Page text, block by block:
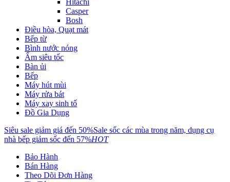
Hitachi
Casper
Bosh
Điều hòa, Quạt mát
Bếp từ
Bình nước nóng
Ấm siêu tốc
Bàn ủi
Bếp
Máy hút mùi
Máy rửa bát
Máy xay sinh tố
Đồ Gia Dụng
Siêu sale giảm giá đến 50%Sale sốc các mùa trong năm, dụng cụ
nhà bếp giảm sốc đến 57%HOT
Bảo Hành
Bán Hàng
Theo Dõi Đơn Hàng